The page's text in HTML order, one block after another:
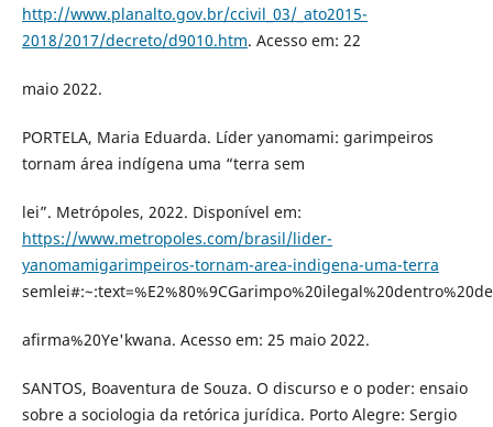
http://www.planalto.gov.br/ccivil_03/_ato2015-
2018/2017/decreto/d9010.htm. Acesso em: 22
maio 2022.
PORTELA, Maria Eduarda. Líder yanomami: garimpeiros
tornam área indígena uma “terra sem
lei”. Metrópoles, 2022. Disponível em:
https://www.metropoles.com/brasil/lider-
yanomamigarimpeiros-tornam-area-indigena-uma-terra
afirma%20Ye'kwana. Acesso em: 25 maio 2022.
SANTOS, Boaventura de Souza. O discurso e o poder: ensaio
sobre a sociologia da retórica jurídica. Porto Alegre: Sergio